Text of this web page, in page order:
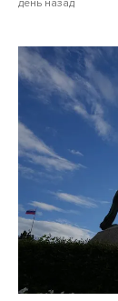
день назад